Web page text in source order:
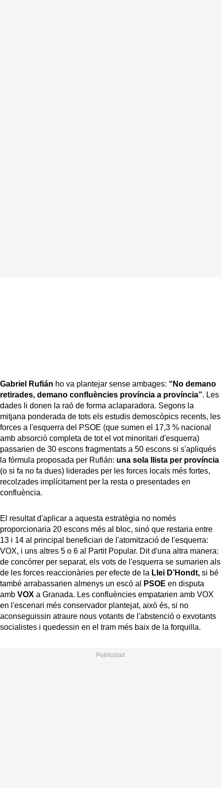
Gabriel Rufián ho va plantejar sense ambages: “No demano
retirades, demano confluències província a província”. Les
dades li donen la raó de forma aclaparadora. Segons la
mitjana ponderada de tots els estudis demoscòpics recents, les
forces a l'esquerra del PSOE (que sumen el 17,3 % nacional
amb absorció completa de tot el vot minoritari d'esquerra)
passarien de 30 escons fragmentats a 50 escons si s'apliqués
la fórmula proposada per Rufián: una sola llista per província
(o si fa no fa dues) liderades per les forces locals més fortes,
recolzades implícitament per la resta o presentades en
confluència.
El resultat d'aplicar a aquesta estratègia no només
proporcionaria 20 escons més al bloc, sinó que restaria entre
13 i 14 al principal beneficiari de l'atomització de l'esquerra:
VOX, i uns altres 5 o 6 al Partit Popular. Dit d'una altra manera:
de concórrer per separat, els vots de l'esquerra se sumarien als
de les forces reaccionàries per efecte de la Llei D’Hondt, si bé
també arrabassarien almenys un escó al
PSOE en disputa
amb VOX a Granada. Les confluències empatarien amb VOX
en l'escenari més conservador plantejat, això és, si no
aconseguissin atraure nous votants de l'abstenció o exvotants
socialistes i quedessin en el tram més baix de la forquilla.